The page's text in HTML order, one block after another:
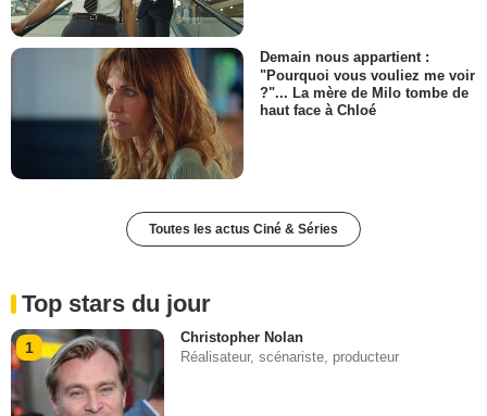
Demain nous appartient :
"Pourquoi vous vouliez me voir
?"... La mère de Milo tombe de
haut face à Chloé
Toutes les actus Ciné & Séries
Top stars du jour
1
Christopher Nolan
Réalisateur, scénariste, producteur